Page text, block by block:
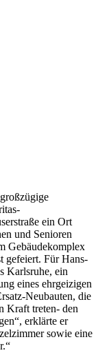
ein Ort
und Senioren
Gebäudekomplex
gefeiert. Für Hans-
Karlsruhe, ein
eines ehrgeizigen
Neubauten, die
Kraft treten- den
erklärte er
sowie eine